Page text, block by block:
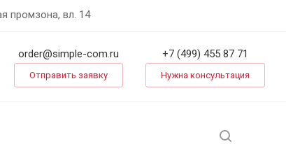
промзона, вл. 14
order@simple-com.ru
Отправить заявку
+7 (499) 455 87 71
Нужна консультация